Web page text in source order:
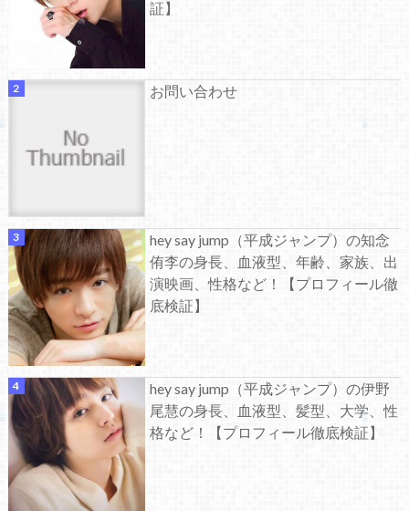
証】
お問い合わせ
hey say jump（平成ジャンプ）の知念
侑李の身長、血液型、年齢、家族、出
演映画、性格など！【プロフィール徹
底検証】
hey say jump（平成ジャンプ）の伊野
尾慧の身長、血液型、髪型、大学、性
格など！【プロフィール徹底検証】